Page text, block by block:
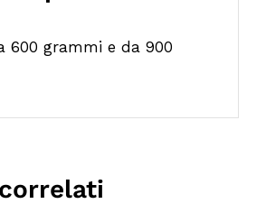
600 grammi e da 900